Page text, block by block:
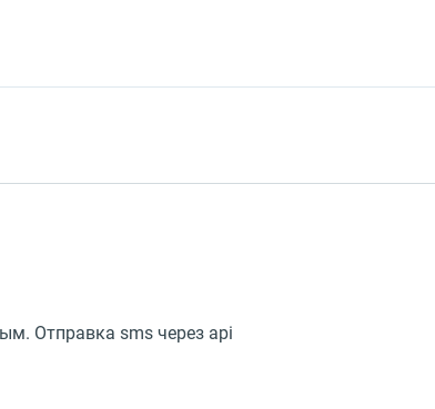
Отправка sms через api